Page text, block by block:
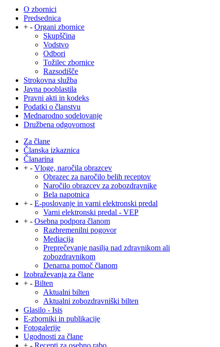
O zbornici
Predsednica
+ - Organi zbornice
Skupščina
Vodstvo
Odbori
Tožilec zbornice
Razsodišče
Strokovna služba
Javna pooblastila
Pravni akti in kodeks
Podatki o članstvu
Mednarodno sodelovanje
Družbena odgovornost
Za člane
Članska izkaznica
Članarina
+ - Vloge, naročila obrazcev
Obrazec za naročilo belih receptov
Naročilo obrazcev za zobozdravnike
Bela napotnica
+ - E-poslovanje in varni elektronski predal
Varni elektronski predal - VEP
+ - Osebna podpora članom
Razbremenilni pogovor
Mediacija
Preprečevanje nasilja nad zdravnikom ali
zobozdravnikom
Denarna pomoč članom
Izobraževanja za člane
+ - Bilten
Aktualni bilten
Aktualni zobozdravniški bilten
Glasilo - Isis
E-zborniki in publikacije
Fotogalerije
Ugodnosti za člane
+ - Recepti za osebno rabo